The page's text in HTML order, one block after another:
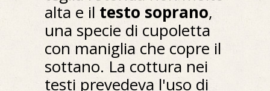
alta e il testo soprano,
una specie di cupoletta
con maniglia che copre il
sottano. La cottura nei
testi prevedeva l'uso di